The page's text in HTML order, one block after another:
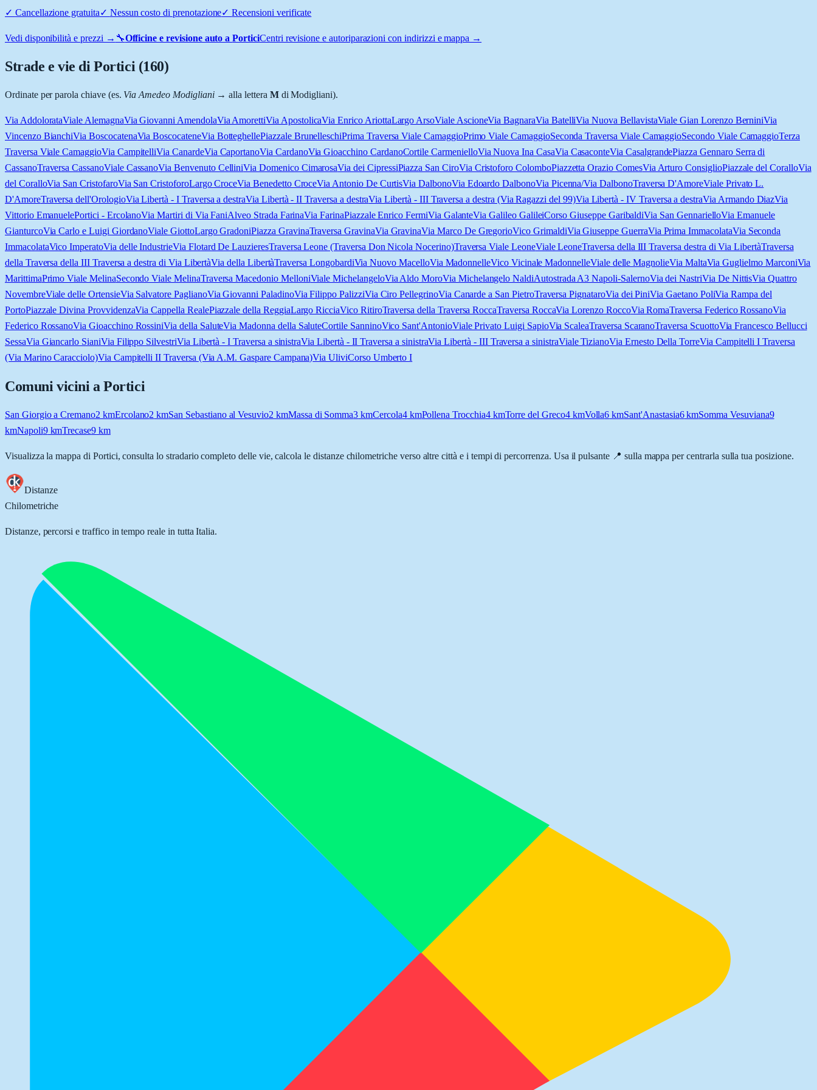
✓ Cancellazione gratuita✓ Nessun costo di prenotazione✓Recensioni verificate
Vedi disponibilità e prezzi → 🔧Officine e revisione auto aPorticiCentri revisione e autoriparazioni con indirizzi e mappa →
Strade e vie diPortici (160)
Ordinate per parola chiave (es. Via Amedeo Modigliani→ alla lettera Mdi Modigliani).
Via AddolorataViale AlemagnaVia Giovanni AmendolaVia AmorettiVia ApostolicaVia Enrico AriottaLargo ArsoViale AscioneVia BagnaraVia BatelliVia Nuova BellavistaViale Gian Lorenzo BerniniVia
Vincenzo BianchiVia BoscocatenaVia BoscocateneVia BotteghellePiazzale BrunelleschiPrima Traversa Viale CamaggioPrimo Viale CamaggioSeconda Traversa Viale CamaggioSecondo Viale CamaggioTerza
Traversa Viale CamaggioVia CampitelliVia CanardeVia CaportanoVia CardanoVia Gioacchino CardanoCortile CarmenielloVia Nuova Ina CasaVia CasaconteVia CasalgrandePiazza Gennaro Serra di
CassanoTraversa CassanoViale CassanoVia Benvenuto CelliniVia Domenico CimarosaVia dei CipressiPiazza San CiroVia Cristoforo ColomboPiazzetta Orazio ComesVia Arturo ConsiglioPiazzale del CoralloVia
del CoralloVia San CristofaroVia San CristoforoLargo CroceVia Benedetto CroceVia Antonio De CurtisVia DalbonoVia Edoardo DalbonoVia Picenna/Via DalbonoTraversa D'AmoreViale Privato L.
D'AmoreTraversa dell'OrologioVia Libertà - I Traversa a destraVia Libertà - II Traversa a destraVia Libertà - III Traversa a destra (Via Ragazzi del 99)Via Libertà - IV Traversa a destraVia Armando DiazVia
Vittorio EmanuelePortici - ErcolanoVia Martiri di Via FaniAlveo Strada FarinaVia FarinaPiazzale Enrico FermiVia GalanteVia Galileo GalileiCorso Giuseppe GaribaldiVia San GennarielloVia Emanuele
GianturcoVia Carlo e Luigi GiordanoViale GiottoLargo GradoniPiazza GravinaTraversa GravinaVia GravinaVia Marco De GregorioVico GrimaldiVia Giuseppe GuerraVia Prima ImmacolataVia Seconda
ImmacolataVico ImperatoVia delle IndustrieVia Flotard De LauzieresTraversa Leone (Traversa Don Nicola Nocerino)Traversa Viale LeoneViale LeoneTraversa della III Traversa destra di Via LibertàTraversa
della Traversa della III Traversa a destra di Via LibertàVia della LibertàTraversa LongobardiVia Nuovo MacelloVia MadonnelleVico Vicinale MadonnelleViale delle MagnolieVia MaltaVia Guglielmo MarconiVia
MarittimaPrimo Viale MelinaSecondo Viale MelinaTraversa Macedonio MelloniViale MichelangeloVia Aldo MoroVia Michelangelo NaldiAutostrada A3 Napoli-SalernoVia dei NastriVia De NittisVia Quattro
NovembreViale delle OrtensieVia Salvatore PaglianoVia Giovanni PaladinoVia Filippo PalizziVia Ciro PellegrinoVia Canarde a San PietroTraversa PignataroVia dei PiniVia Gaetano PoliVia Rampa del
PortoPiazzale Divina ProvvidenzaVia Cappella RealePiazzale della ReggiaLargo RicciaVico RitiroTraversa della Traversa RoccaTraversa RoccaVia Lorenzo RoccoVia RomaTraversa Federico RossanoVia
Federico RossanoVia Gioacchino RossiniVia della SaluteVia Madonna della SaluteCortile SanninoVico Sant'AntonioViale Privato Luigi SapioVia ScaleaTraversa ScaranoTraversa ScuottoVia Francesco Bellucci
SessaVia Giancarlo SianiVia Filippo SilvestriVia Libertà - I Traversa a sinistraVia Libertà - II Traversa a sinistraVia Libertà - III Traversa a sinistraViale TizianoVia Ernesto Della TorreVia Campitelli I Traversa
(Via Marino Caracciolo)Via Campitelli II Traversa (Via A.M. Gaspare Campana)Via UliviCorso Umberto I
Comuni vicini aPortici
San Giorgio a Cremano2 kmErcolano2 kmSan Sebastiano al Vesuvio2 kmMassa di Somma3 kmCercola4kmPollena Trocchia4kmTorre del Greco4kmVolla6 kmSant'Anastasia6kmSomma Vesuviana9
kmNapoli9kmTrecase9 km
Visualizza la mappa di Portici, consulta lo stradario completo delle vie, calcola le distanze chilometriche verso altre città e i tempi di percorrenza. Usa il pulsante 📍 sulla mappa per centrarla sulla tua posizione.
Distanze
Chilometriche
Distanze, percorsi e traffico in tempo reale in tutta Italia.